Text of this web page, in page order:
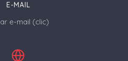
E-MAIL
e-mail (clic)